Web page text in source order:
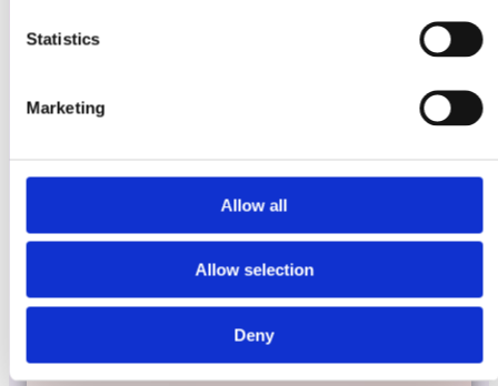
Statistics
Marketing
Allow all
Allow selection
Deny